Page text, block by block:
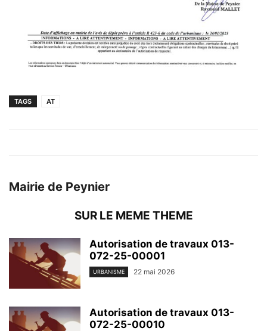
TAGS AT
Mairie de Peynier
SUR LE MEME THEME
Autorisation de travaux 013-
072-25-00001
URBANISME 22 mai 2026
Autorisation de travaux 013-
072-25-00010